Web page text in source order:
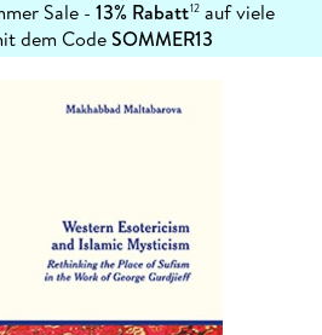
Sale - 13% Rabatt12 auf viele
dem CodeSOMMER13